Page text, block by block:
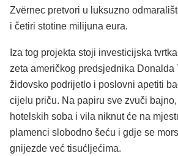
Zvërnec pretvori u luksuzno
i četiri stotine milijuna eura.
Iza tog projekta stoji investicijska tvrtka
zeta američkog predsjednika Donalda
židovsko podrijetlo i poslovni apetiti
cijelu priču. Na papiru sve zvuči
hotelskih soba i vila niknut će na
plamenci slobodno šeću i gdje se
gnijezde već tisućljećima.